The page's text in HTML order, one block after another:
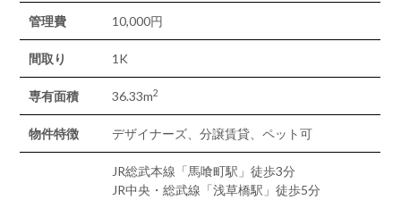
管理費 10,000円
間取り 1K
専有面積 36.33m2
物件特徴 デザイナーズ、分譲賃貸、ペット可
JR総武本線「馬喰町駅」徒歩3分
JR中央・総武線「浅草橋駅」徒歩5分